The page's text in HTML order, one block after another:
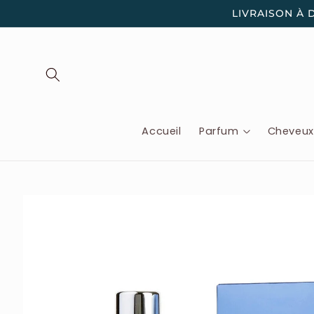
au
LIVRAISON À
Accueil Parfum Cheveux